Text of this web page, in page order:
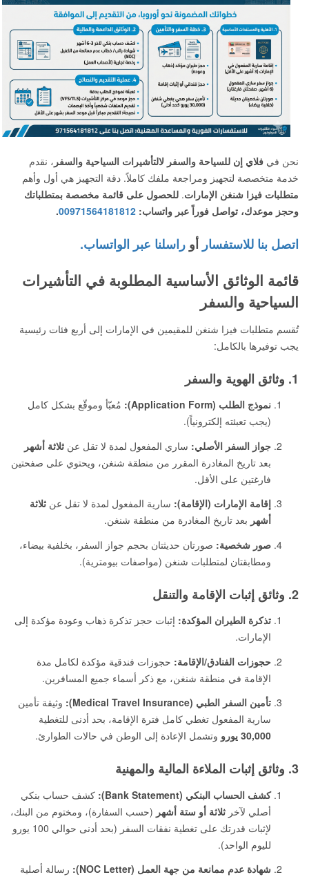
نحن في فلاي إن للسياحة والسفر لالتأشيرات السياحية والسفر ، نقدم
خدمة متخصصة لتجهيز ومراجعة ملفك كاملاً. دقة التجهيز هي أول وأهم
متطلبات فيزا شنغن الإمارات. للحصول على قائمة مخصصة بمتطلباتك
وحجز موعدك، تواصل فوراً عبر واتساب: 00971564181812
.
اتصل بنا للاستفسار أو راسلنا عبر الواتساب.
قائمة الوثائق الأساسية المطلوبة في التأشيرات
السياحية والسفر
تُقسم متطلبات فيزا شنغن للمقيمين في الإمارات إلى أربع فئات رئيسية
يجب توفيرها بالكامل:
1. وثائق الهوية والسفر
نموذج الطلب (Application Form):
مُعبّأ وموقّع بشكل كامل
(يجب تعبئته إلكترونياً).
جواز السفر الأصلي: ساري المفعول لمدة لا تقل عن ثلاثة أشهر
بعد تاريخ المغادرة المقرر من منطقة شنغن، ويحتوي على صفحتين
فارغتين على الأقل.
إقامة الإمارات (الإقامة): سارية المفعول لمدة لا تقل عن ثلاثة
أشهر بعد تاريخ المغادرة من منطقة شنغن.
صور شخصية: صورتان حديثتان بحجم جواز السفر، بخلفية بيضاء،
ومطابقتان لمتطلبات شنغن (مواصفات بيومترية).
2. وثائق إثبات الإقامة والتنقل
تذكرة الطيران المؤكدة: إثبات حجز تذكرة ذهاب وعودة مؤكدة إلى
الإمارات.
حجوزات الفنادق/الإقامة: حجوزات فندقية مؤكدة لكامل مدة
الإقامة في منطقة شنغن، مع ذكر أسماء جميع المسافرين.
تأمين السفر الطبي (Medical Travel Insurance):
وثيقة تأمين
سارية المفعول تغطي كامل فترة الإقامة، بحد أدنى للتغطية
30,000 يورو
وتشمل الإعادة إلى الوطن في حالات الطوارئ.
3. وثائق إثبات الملاءة المالية والمهنية
كشف الحساب البنكي (Bank Statement):
كشف حساب بنكي
أصلي لآخر ثلاثة أو ستة أشهر (حسب السفارة)، ومختوم من البنك،
لإثبات قدرتك على تغطية نفقات السفر (بحد أدنى حوالي 100 يورو
لليوم الواحد).
شهادة عدم ممانعة من جهة العمل (NOC Letter):
رسالة أصلية